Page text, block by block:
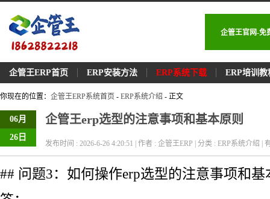
企管王官网-免
企管王ERP首页 ERP安装方法 ERP系统下载 ERP培训教
你现在的位置： 企管王ERP系统首页 - ERP系统介绍 - 正文
06月
26日
企管王erp选型的注意事项和基本原则
发布时间 : 2026-6-26 4:20:51 | 作者 : 企管王ERP | 分类 : ERP系统介绍 |
## 问题3：如何操作erp选型的注意事项和基